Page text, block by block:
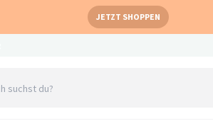
JETZT SHOPPEN